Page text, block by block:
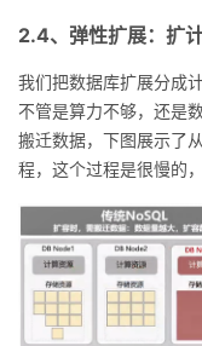
2.4、弹性扩展：扩
我们把数据库扩展分成
不管是算力不够，还是
搬迁数据，下图展示了
程，这个过程是很慢的